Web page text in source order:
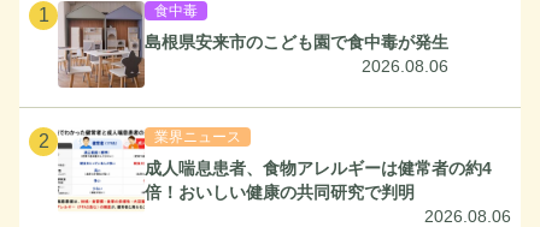
1 食中毒
島根県安来市のこども園で食中毒が発生
2026.08.06
2 業界ニュース
成人喘息患者、食物アレルギーは健常者の約4
倍！おいしい健康の共同研究で判明
2026.08.06